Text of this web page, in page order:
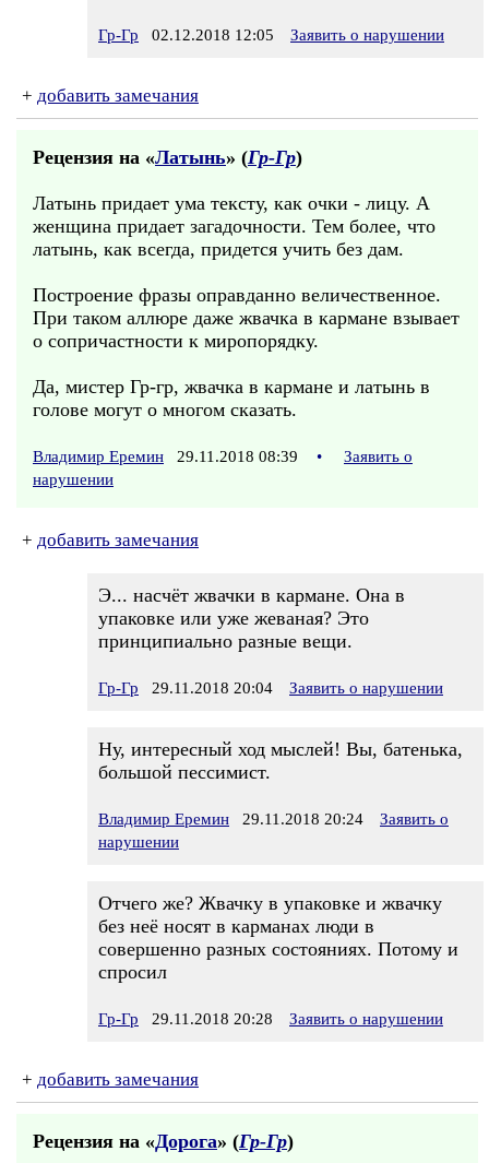
Гр-Гр 02.12.2018 12:05 Заявить о нарушении
+ добавить замечания
Рецензия на «Латынь» (Гр-Гр)
Латынь придает ума тексту, как очки - лицу. А
женщина придает загадочности. Тем более, что
латынь, как всегда, придется учить без дам.
Построение фразы оправданно величественное.
При таком аллюре даже жвачка в кармане взывает
о сопричастности к миропорядку.
Да, мистер Гр-гр, жвачка в кармане и латынь в
голове могут о многом сказать.
Владимир Еремин 29.11.2018 08:39 •
Заявить о
нарушении
+ добавить замечания
Э... насчёт жвачки в кармане. Она в
упаковке или уже жеваная? Это
принципиально разные вещи.
Гр-Гр 29.11.2018 20:04 Заявить о нарушении
Ну, интересный ход мыслей! Вы, батенька,
большой пессимист.
Владимир Еремин 29.11.2018 20:24
Заявить о
нарушении
Отчего же? Жвачку в упаковке и жвачку
без неё носят в карманах люди в
совершенно разных состояниях. Потому и
спросил
Гр-Гр 29.11.2018 20:28 Заявить о нарушении
+ добавить замечания
Рецензия на «Дорога» (Гр-Гр)